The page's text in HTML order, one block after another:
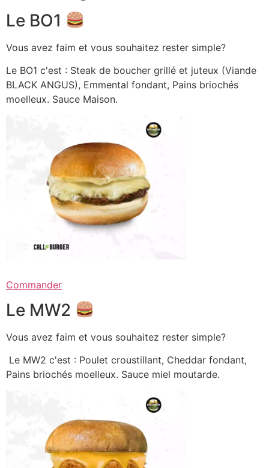
Le BO1
Vous avez faim et vous souhaitez rester simple?
Le BO1 c'est : Steak de boucher grillé et juteux (Viande
BLACK ANGUS), Emmental fondant, Pains briochés
moelleux. Sauce Maison.
Commander
Le MW2
Vous avez faim et vous souhaitez rester simple?
Le MW2 c'est : Poulet croustillant, Cheddar fondant,
Pains briochés moelleux. Sauce miel moutarde.